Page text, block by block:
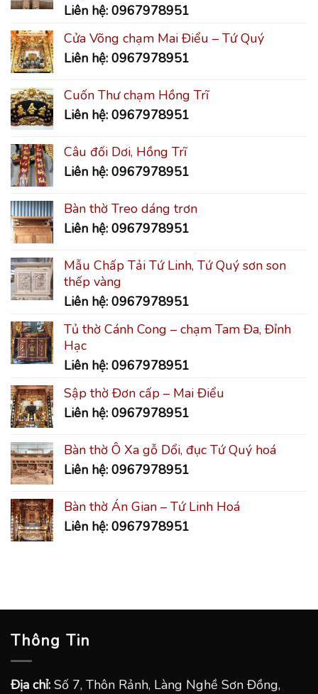
Liên hệ: 0967978951
Cửa Võng chạm Mai Điểu – Tứ Quý
Liên hệ: 0967978951
Cuốn Thư chạm Hồng Trĩ
Liên hệ: 0967978951
Câu đối Dơi, Hồng Trĩ
Liên hệ: 0967978951
Bàn thờ Treo dáng trơn
Liên hệ: 0967978951
Mẫu Chấp Tải Tứ Linh, Tứ Quý sơn son
thếp vàng
Liên hệ: 0967978951
Tủ thờ Cánh Cong – chạm Tam Đa, Đỉnh
Hạc
Liên hệ: 0967978951
Sập thờ Đơn cấp – Mai Điểu
Liên hệ: 0967978951
Bàn thờ Ô Xa gỗ Dổi, đục Tứ Quý hoá
Liên hệ: 0967978951
Bàn thờ Án Gian – Tứ Linh Hoá
Liên hệ: 0967978951
Thông Tin
Địa chỉ: Số 7, Thôn Rảnh, Làng Nghề Sơn Đồng,